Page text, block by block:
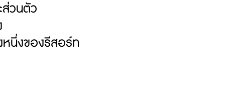
วนตัว
หนึ่งของรีสอร์ท